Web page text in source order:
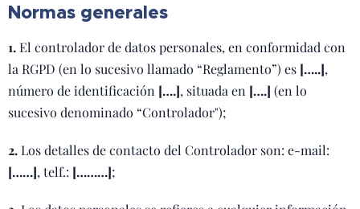
Normas generales
1.El controlador de datos personales, en conformidad con
la RGPD (en lo sucesivo llamado “Reglamento”) es […..],
número de identificación [….], situada en [….] (en lo
sucesivo denominado “Controlador");
2.Los detalles de contacto del Controlador son: e-mail:
[……], telf.: [………];